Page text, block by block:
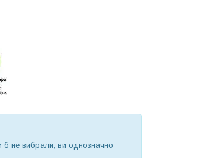
б не вибрали, ви однозначно